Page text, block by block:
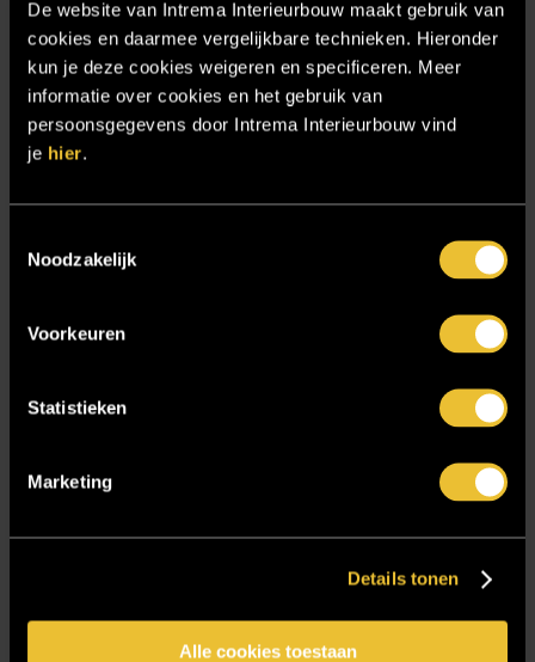
De website van Intrema Interieurbouw maakt gebruik van
cookies en daarmee vergelijkbare technieken. Hieronder
kun je deze cookies weigeren en specificeren. Meer
informatie over cookies en het gebruik van
persoonsgegevens door Intrema Interieurbouw vind
je hier.
Noodzakelijk
Voorkeuren
Statistieken
Marketing
Details tonen
Alle cookies toestaan
Particulier project: Stijlvolle Woonvilla
Particulier project: Woonvilla met exclusief maatwerk
Projecten
Referenties
Showroom
Trebbe MiddenWest
Twentsch Hooratelier
Zakelijk